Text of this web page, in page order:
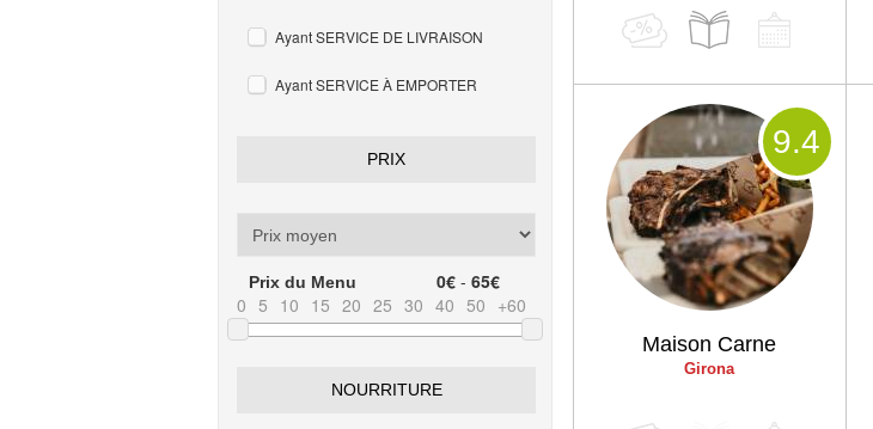
Ayant SERVICE DE LIVRAISON
Ayant SERVICE À EMPORTER
PRIX
Prix du Menu 0€ - 65€
0 5 10 15 20 25 30 40 50 +60
NOURRITURE
Maison Carne
Girona
9.4